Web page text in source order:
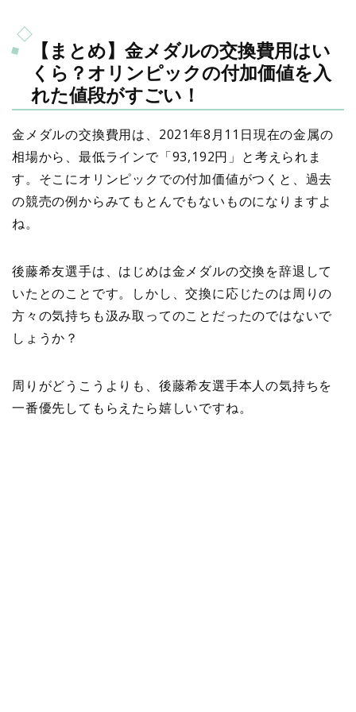
【まとめ】金メダルの交換費用はい
くら？オリンピックの付加価値を入
れた値段がすごい！
金メダルの交換費用は、2021年8月11日現在の金属の
相場から、最低ラインで「93,192円」と考えられま
す。そこにオリンピックでの付加価値がつくと、過去
の競売の例からみてもとんでもないものになりますよ
ね。
後藤希友選手は、はじめは金メダルの交換を辞退して
いたとのことです。しかし、交換に応じたのは周りの
方々の気持ちも汲み取ってのことだったのではないで
しょうか？
周りがどうこうよりも、後藤希友選手本人の気持ちを
一番優先してもらえたら嬉しいですね。